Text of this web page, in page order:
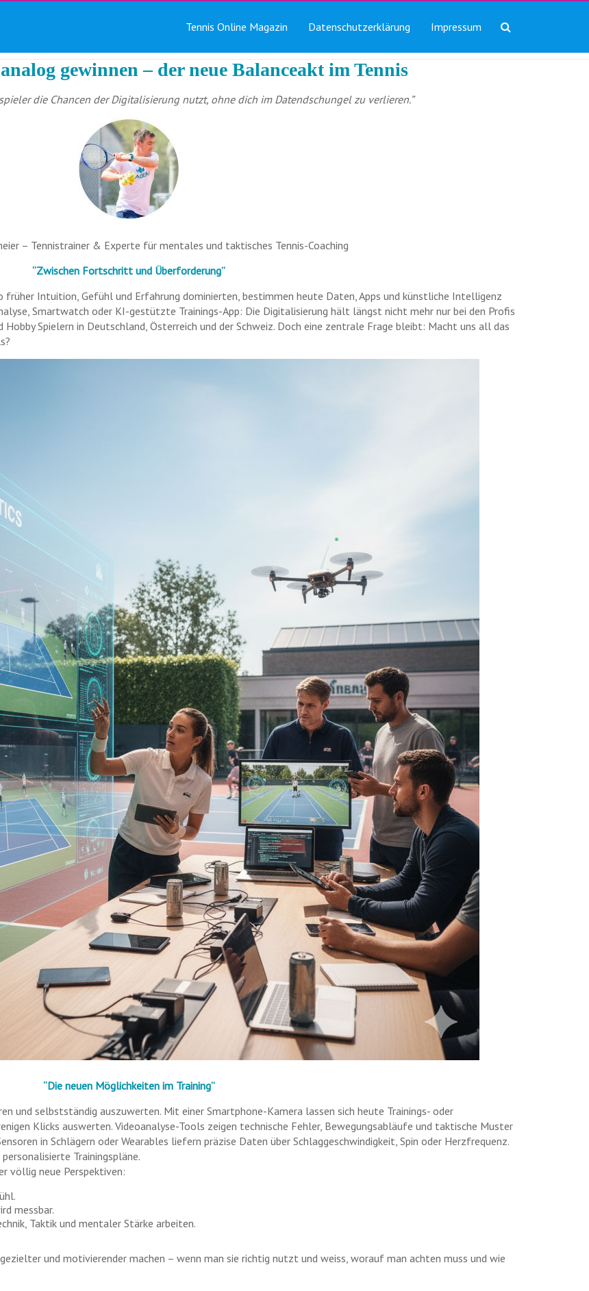
Tennis Online Magazin Datenschutzerklärung Impressum
gewinnen – der neue Balanceakt im Tennis
die Chancen der Digitalisierung nutzt, ohne dich im Datendschungel zu verlieren.”
– Tennistrainer & Experte für mentales und taktisches Tennis-Coaching
“Zwischen Fortschritt und Überforderung”
früher Intuition, Gefühl und Erfahrung dominierten, bestimmen heute Daten, Apps und künstliche Intelligenz
Smartwatch oder KI-gestützte Trainings-App: Die Digitalisierung hält längst nicht mehr nur bei den Profis
Spielern in Deutschland, Österreich und der Schweiz. Doch eine zentrale Frage bleibt: Macht uns all das
“Die neuen Möglichkeiten im Training”
und selbstständig auszuwerten. Mit einer Smartphone-Kamera lassen sich heute Trainings- oder
Klicks auswerten. Videoanalyse-Tools zeigen technische Fehler, Bewegungsabläufe und taktische Muster
in Schlägern oder Wearables liefern präzise Daten über Schlaggeschwindigkeit, Spin oder Herzfrequenz.
Trainingspläne.
völlig neue Perspektiven:
messbar.
Taktik und mentaler Stärke arbeiten.
und motivierender machen – wenn man sie richtig nutzt und weiss, worauf man achten muss und wie